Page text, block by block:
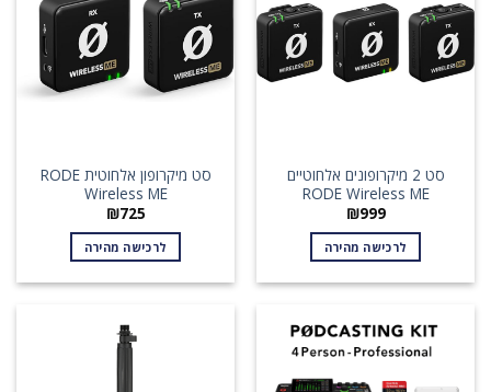
סט 2 מיקרופונים אלחוטיים
RODE Wireless ME
₪999
לרכישה מהירה
סט מיקרופון אלחוטית RODE
Wireless ME
₪725
לרכישה מהירה